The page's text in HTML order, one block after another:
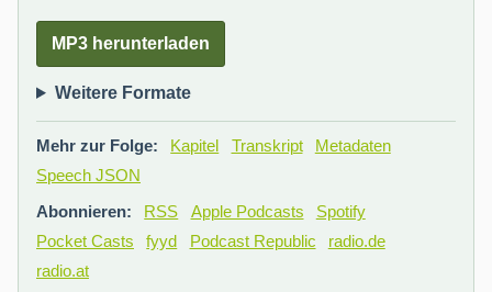
MP3 herunterladen
Weitere Formate
Mehr zur Folge: Kapitel Transkript
Metadaten
Speech JSON
Abonnieren:
RSS Apple Podcasts
Spotify
Pocket Casts
fyyd Podcast Republic
radio.de
radio.at